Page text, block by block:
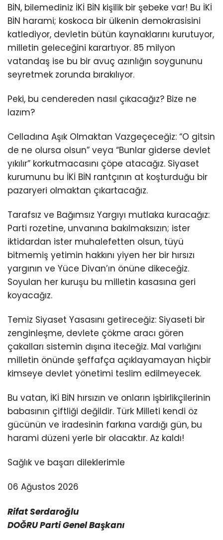
BİN, bilemediniz İKİ BİN kişilik bir şebeke var! Bu İKİ
BİN harami; koskoca bir ülkenin demokrasisini
katlediyor, devletin bütün kaynaklarını kurutuyor,
milletin geleceğini karartıyor. 85 milyon
vatandaş ise bu bir avuç azınlığın soygununu
seyretmek zorunda bırakılıyor.
Peki, bu cendereden nasıl çıkacağız? Bize ne
lazım?
Celladına Aşık Olmaktan Vazgeçeceğiz: “O gitsin
de ne olursa olsun” veya “Bunlar giderse devlet
yıkılır” korkutmacasını çöpe atacağız. Siyaset
kurumunu bu İKİ BİN rantçının at koşturduğu bir
pazaryeri olmaktan çıkartacağız.
Tarafsız ve Bağımsız Yargıyı mutlaka kuracağız:
Parti rozetine, unvanına bakılmaksızın; ister
iktidardan ister muhalefetten olsun, tüyü
bitmemiş yetimin hakkını yiyen her bir hırsızı
yargının ve Yüce Divan’ın önüne dikeceğiz.
Soyulan her kuruşu bu milletin kasasına geri
koyacağız.
Temiz Siyaset Yasasını getireceğiz: Siyaseti bir
zenginleşme, devlete çökme aracı gören
çakalları sistemin dışına iteceğiz. Mal varlığını
milletin önünde şeffafça açıklayamayan hiçbir
kimseye devlet yönetimi teslim edilmeyecek.
Bu vatan, İKİ BİN hırsızın ve onların işbirlikçilerinin
babasının çiftliği değildir. Türk Milleti kendi öz
gücünün ve iradesinin farkına vardığı gün, bu
harami düzeni yerle bir olacaktır. Az kaldı!
Sağlık ve başarı dileklerimle
06 Ağustos 2026
Rifat Serdaroğlu
DOĞRU Parti Genel Başkanı